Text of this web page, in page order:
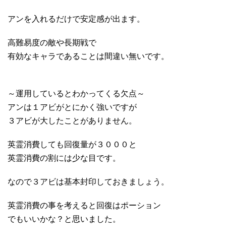
アンを入れるだけで安定感が出ます。
高難易度の敵や長期戦で
有効なキャラであることは間違い無いです。
～運用しているとわかってくる欠点～
アンは１アビがとにかく強いですが
３アビが大したことがありません。
英霊消費しても回復量が３０００と
英霊消費の割には少な目です。
なので３アビは基本封印しておきましょう。
英霊消費の事を考えると回復はポーション
でもいいかな？と思いました。